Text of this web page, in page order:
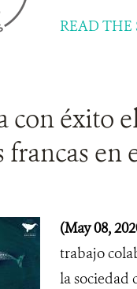
READ THE
con éxito
francas en
(May 08,
trabajo
la sociedad